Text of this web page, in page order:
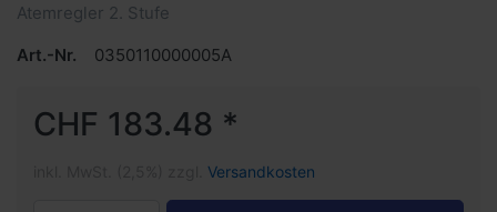
Atemregler 2. Stufe
Art.-Nr.
0350110000005A
CHF 183.48 *
Versandkosten